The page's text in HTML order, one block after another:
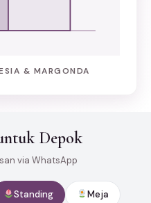
& MARGONDA
Depok
via WhatsApp
Standing Meja